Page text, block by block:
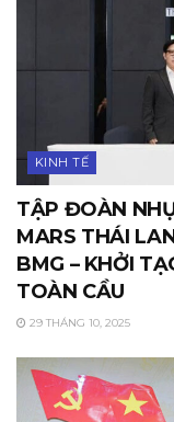
KINH TẾ
TẬP ĐOÀN
MARS THÁI
BMG – KHỞI
TOÀN CẦU
29 THÁNG 10, 2025